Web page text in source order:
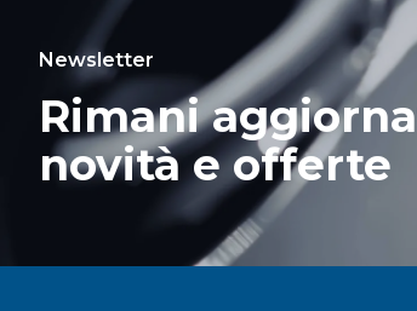
Newsletter
Rimani
novità e offerte